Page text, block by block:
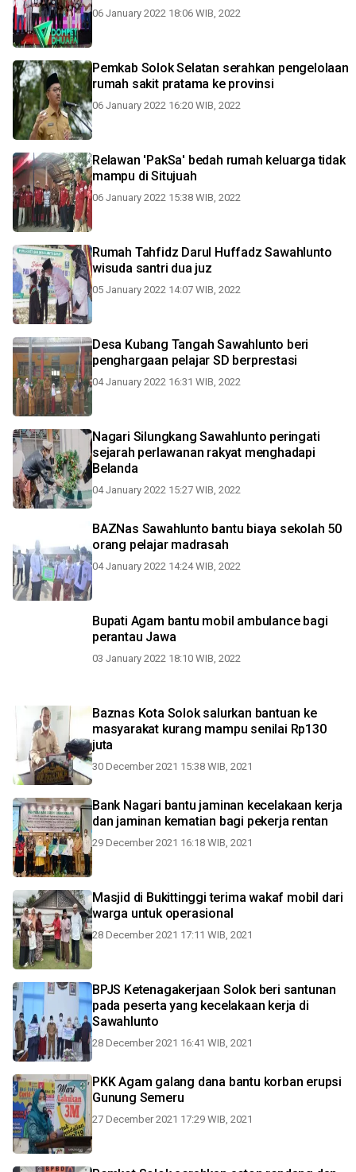
06 January 2022 18:06 WIB, 2022
Pemkab Solok Selatan serahkan pengelolaan
rumah sakit pratama ke provinsi
06 January 2022 16:20 WIB, 2022
Relawan 'PakSa' bedah rumah keluarga tidak
mampu di Situjuah
06 January 2022 15:38 WIB, 2022
Rumah Tahfidz Darul Huffadz Sawahlunto
wisuda santri dua juz
05 January 2022 14:07 WIB, 2022
Desa Kubang Tangah Sawahlunto beri
penghargaan pelajar SD berprestasi
04 January 2022 16:31 WIB, 2022
Nagari Silungkang Sawahlunto peringati
sejarah perlawanan rakyat menghadapi
Belanda
04 January 2022 15:27 WIB, 2022
BAZNas Sawahlunto bantu biaya sekolah 50
orang pelajar madrasah
04 January 2022 14:24 WIB, 2022
Bupati Agam bantu mobil ambulance bagi
perantau Jawa
03 January 2022 18:10 WIB, 2022
Baznas Kota Solok salurkan bantuan ke
masyarakat kurang mampu senilai Rp130
juta
30 December 2021 15:38 WIB, 2021
Bank Nagari bantu jaminan kecelakaan kerja
dan jaminan kematian bagi pekerja rentan
29 December 2021 16:18 WIB, 2021
Masjid di Bukittinggi terima wakaf mobil dari
warga untuk operasional
28 December 2021 17:11 WIB, 2021
BPJS Ketenagakerjaan Solok beri santunan
pada peserta yang kecelakaan kerja di
Sawahlunto
28 December 2021 16:41 WIB, 2021
PKK Agam galang dana bantu korban erupsi
Gunung Semeru
27 December 2021 17:29 WIB, 2021